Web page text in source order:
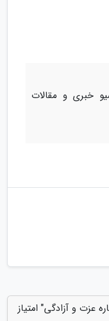
خبری و مقالات
عزت و آزادگی" امتیاز